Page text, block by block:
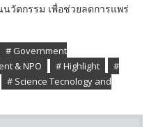
วัตกรรม เพื่อช่วยลดการแพร่
# Government
& NPO # Highlight
#
# Science Tecnology and